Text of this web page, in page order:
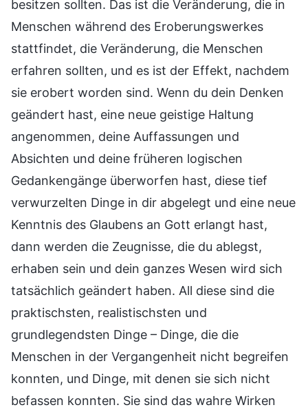
besitzen sollten. Das ist die Veränderung, die in
Menschen während des Eroberungswerkes
stattfindet, die Veränderung, die Menschen
erfahren sollten, und es ist der Effekt, nachdem
sie erobert worden sind. Wenn du dein Denken
geändert hast, eine neue geistige Haltung
angenommen, deine Auffassungen und
Absichten und deine früheren logischen
Gedankengänge überworfen hast, diese tief
verwurzelten Dinge in dir abgelegt und eine neue
Kenntnis des Glaubens an Gott erlangt hast,
dann werden die Zeugnisse, die du ablegst,
erhaben sein und dein ganzes Wesen wird sich
tatsächlich geändert haben. All diese sind die
praktischsten, realistischsten und
grundlegendsten Dinge – Dinge, die die
Menschen in der Vergangenheit nicht begreifen
konnten, und Dinge, mit denen sie sich nicht
befassen konnten. Sie sind das wahre Wirken